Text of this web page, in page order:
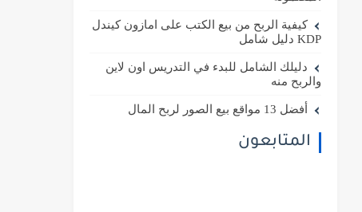
كيفية الربح من بيع الكتب على امازون كيندل
KDP دليل شامل
دليلك الشامل للبدء في التدريس اون لاين
والربح منه
أفضل 13 مواقع بيع الصور لربح المال
المتابعون